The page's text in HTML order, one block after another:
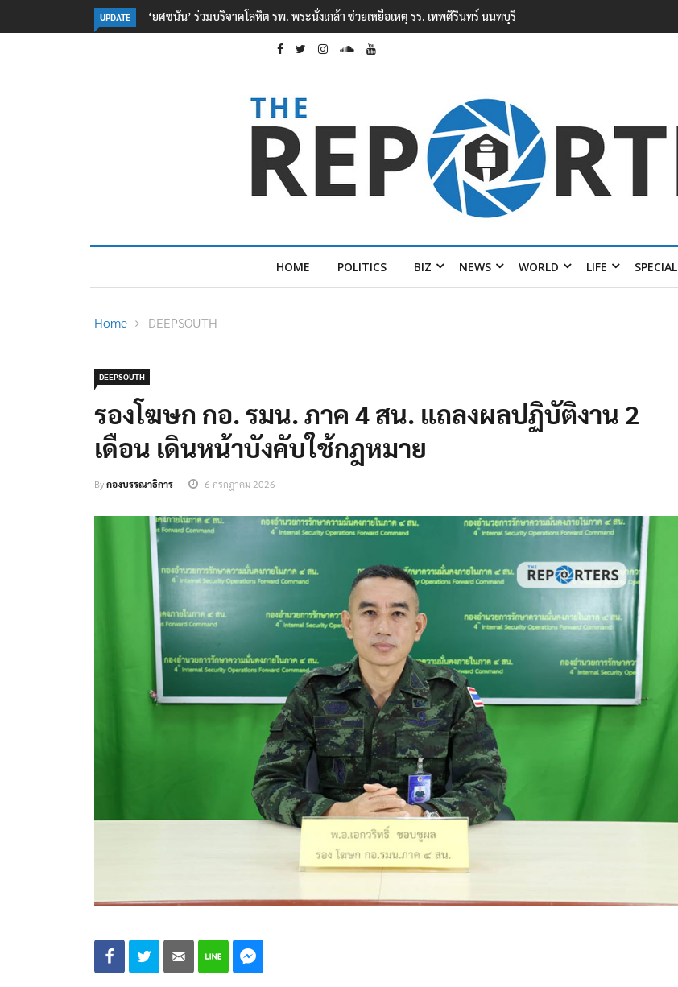
UPDATE ตร. อยู่ระหว่างสอบสวนแรงจูงใจ เหตุยิงในโรงเรียนเทพศิรินทร์ นนทบุรี พบเด็กก่อเหตุเครียดเรื่องเรียน
HOME POLITICS BIZ NEWS WORLD LIFE SPECIAL
Home DEEPSOUTH
DEEPSOUTH
รองโฆษก กอ. รมน. ภาค 4 สน. แถลงผลปฏิบัติงาน 2
เดือน เดินหน้าบังคับใช้กฎหมาย
Byกองบรรณาธิการ 6 กรกฎาคม 2026